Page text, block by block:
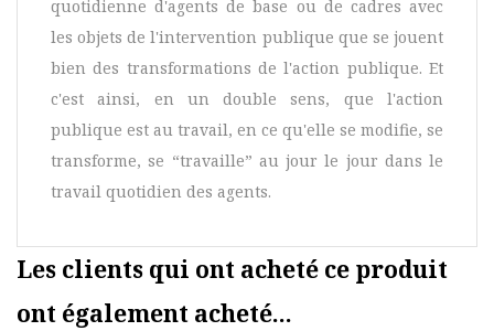
quotidienne d'agents de base ou de cadres avec
les objets de l'intervention publique que se jouent
bien des transformations de l'action publique. Et
c'est ainsi, en un double sens, que l'action
publique est au travail, en ce qu'elle se modifie, se
transforme, se “travaille” au jour le jour dans le
travail quotidien des agents.
Les clients qui ont acheté ce produit
ont également acheté...